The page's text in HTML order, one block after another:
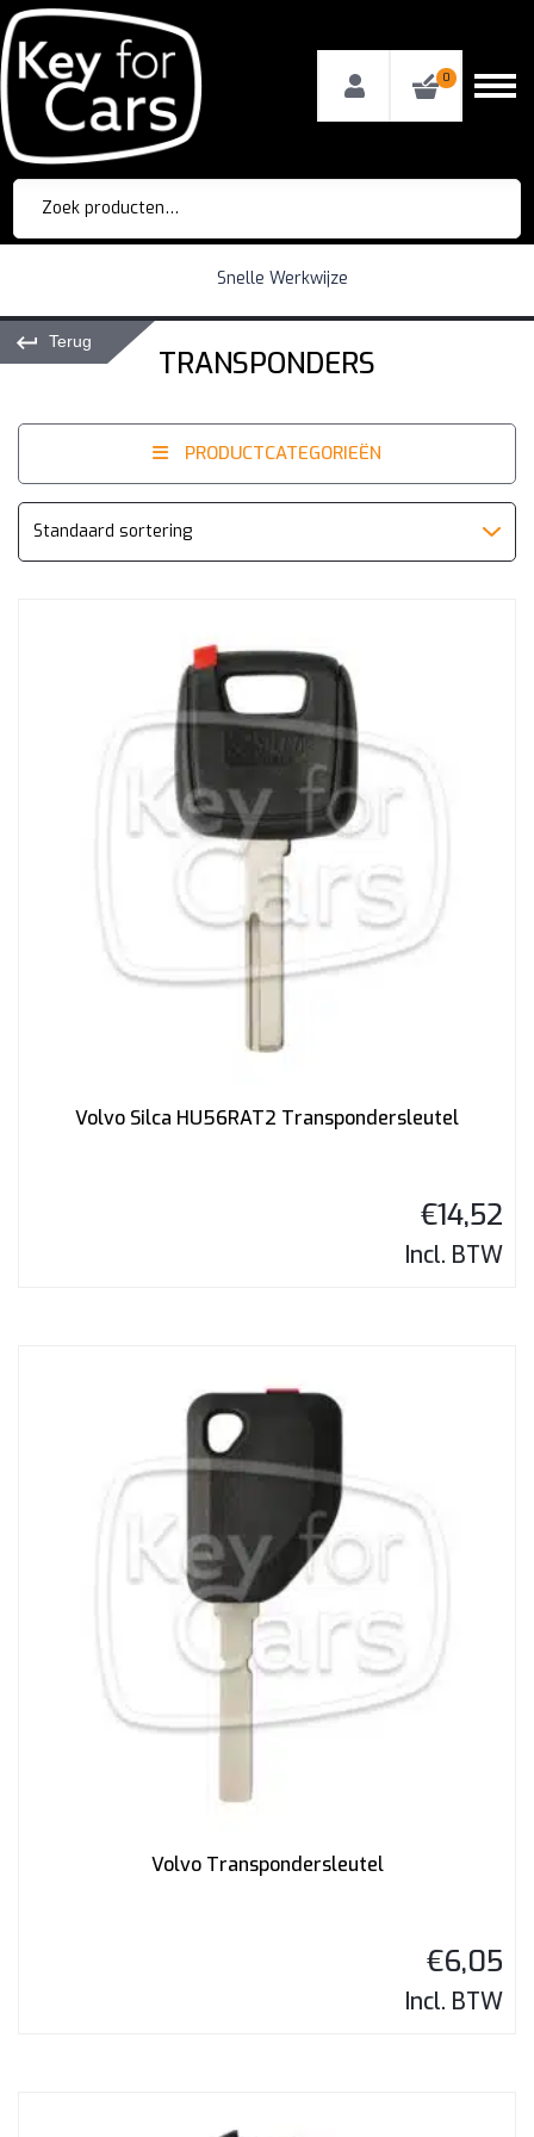
0
Zoeken
naar:
Snelle Werkwijze
Terug
TRANSPONDERS
PRODUCTCATEGORIEËN
Volvo Silca HU56RAT2 Transpondersleutel
€14,52
Incl. BTW
Volvo Transpondersleutel
€6,05
Incl. BTW